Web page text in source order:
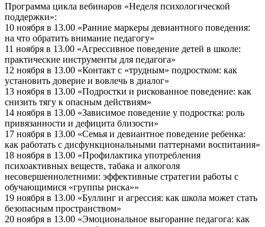
Программа цикла вебинаров «Неделя психологической
поддержки»:
10 ноября в 13.00 «Ранние маркеры девиантного поведения:
на что обратить внимание педагогу»
11 ноября в 13.00 «Агрессивное поведение детей в школе:
практические инструменты для педагога»
12 ноября в 13.00 «Контакт с «трудным» подростком: как
установить доверие и вовлечь в диалог»
13 ноября в 13.00 «Подростки и рискованное поведение: как
снизить тягу к опасным действиям»
14 ноября в 13.00 «Зависимое поведение у подростка: роль
привязанности и дефицита близости»
17 ноября в 13.00 «Семья и девиантное поведение ребенка:
как работать с дисфункциональными паттернами воспитания»
18 ноября в 13.00 «Профилактика употребления
психоактивных веществ, табака и алкоголя
несовершеннолетними: эффективные стратегии работы с
обучающимися «группы риска»»
19 ноября в 13.00 «Буллинг и агрессия: как школа может стать
безопасным пространством»
20 ноября в 13.00 «Эмоциональное выгорание педагога: как